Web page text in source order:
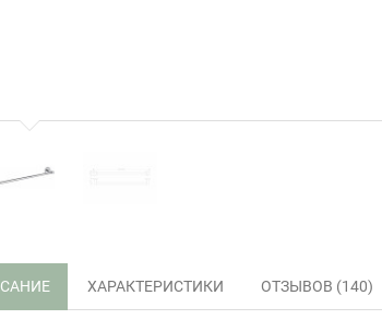
ХАРАКТЕРИСТИКИ ОТЗЫВОВ (140)